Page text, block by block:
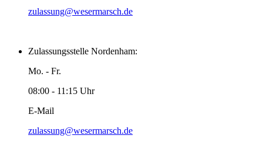
zulassung@wesermarsch.de
Zulassungsstelle Nordenham:
Mo. - Fr.
08:00 - 11:15 Uhr
E-Mail
zulassung@wesermarsch.de